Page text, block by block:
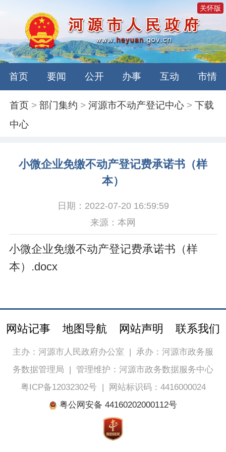
关怀版
首页 要闻 公开 办事 互动 市情
首页 >部门集约 >河源市不动产登记中心 >下载
中心
小微企业免缴不动产登记费承诺书（样
本）
日期：2022-07-20 16:59:59
来源：本网
小微企业免缴不动产登记费承诺书（样
本）.docx
网站记事 地图导航 网站声明 联系我们
主办：河源市人民政府办公室 | 承办：河源市政务服
务数据管理局 | 管理维护：河源市政务数据服务中心
粤ICP备12032302号|
网站标识码：4416000024
粤公网安备 44160202000112号